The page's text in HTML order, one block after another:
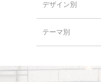
デザイン別
テーマ別